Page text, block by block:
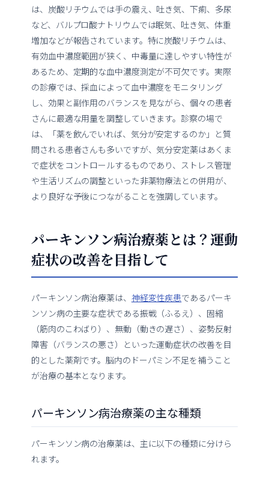
は、炭酸リチウムでは手の震え、吐き気、下痢、多尿
など、バルプロ酸ナトリウムでは眠気、吐き気、体重
増加などが報告されています。特に炭酸リチウムは、
有効血中濃度範囲が狭く、中毒量に達しやすい特性が
あるため、定期的な血中濃度測定が不可欠です。実際
の診療では、採血によって血中濃度をモニタリング
し、効果と副作用のバランスを見ながら、個々の患者
さんに最適な用量を調整していきます。診察の場で
は、「薬を飲んでいれば、気分が安定するのか」と質
問される患者さんも多いですが、気分安定薬はあくま
で症状をコントロールするものであり、ストレス管理
や生活リズムの調整といった非薬物療法との併用が、
より良好な予後につながることを強調しています。
パーキンソン病治療薬とは？運動
症状の改善を目指して
パーキンソン病治療薬は、 神経変性疾患であるパーキ
ンソン病の主要な症状である振戦（ふるえ）、固縮
（筋肉のこわばり）、無動（動きの遅さ）、姿勢反射
障害（バランスの悪さ）といった運動症状の改善を目
的とした薬剤です。脳内のドーパミン不足を補うこと
が治療の基本となります。
パーキンソン病治療薬の主な種類
パーキンソン病の治療薬は、主に以下の種類に分けら
れます。